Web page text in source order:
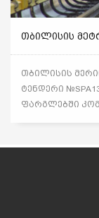
ᲗᲑᲘᲚᲘᲡᲘᲡ
თბილისის
ტენდერი
ფარგლებში